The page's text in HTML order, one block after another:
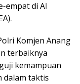
empat di Al
Komjen Anang
terbaiknya
kemampuan
dalam taktis